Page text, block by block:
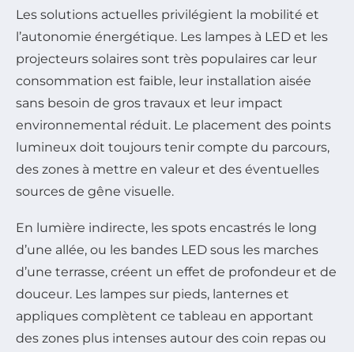
Les solutions actuelles privilégient la mobilité et
l’autonomie énergétique. Les lampes à LED et les
projecteurs solaires sont très populaires car leur
consommation est faible, leur installation aisée
sans besoin de gros travaux et leur impact
environnemental réduit. Le placement des points
lumineux doit toujours tenir compte du parcours,
des zones à mettre en valeur et des éventuelles
sources de gêne visuelle.
En lumière indirecte, les spots encastrés le long
d’une allée, ou les bandes LED sous les marches
d’une terrasse, créent un effet de profondeur et de
douceur. Les lampes sur pieds, lanternes et
appliques complètent ce tableau en apportant
des zones plus intenses autour des coin repas ou